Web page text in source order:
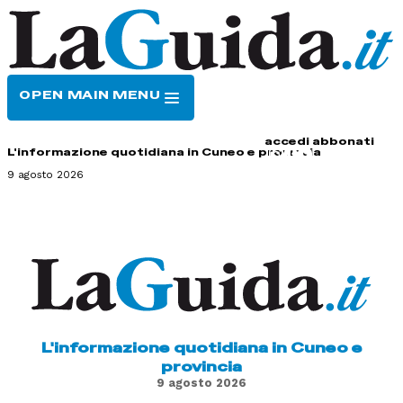
OPEN MAIN MENU
accedi abbonati
L'informazione quotidiana in Cuneo e provincia
9 agosto 2026
L'informazione quotidiana in Cuneo e
provincia
9 agosto 2026